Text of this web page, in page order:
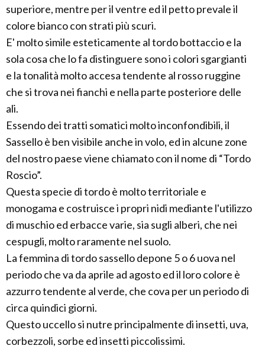
superiore, mentre per il ventre ed il petto prevale il
colore bianco con strati più scuri.
E' molto simile esteticamente al tordo bottaccio e la
sola cosa che lo fa distinguere sono i colori sgargianti
e la tonalità molto accesa tendente al rosso ruggine
che si trova nei fianchi e nella parte posteriore delle
ali.
Essendo dei tratti somatici molto inconfondibili, il
Sassello è ben visibile anche in volo, ed in alcune zone
del nostro paese viene chiamato con il nome di “Tordo
Roscio”.
Questa specie di tordo è molto territoriale e
monogama e costruisce i propri nidi mediante l'utilizzo
di muschio ed erbacce varie, sia sugli alberi, che nei
cespugli, molto raramente nel suolo.
La femmina di tordo sassello depone 5 o 6 uova nel
periodo che va da aprile ad agosto ed il loro colore è
azzurro tendente al verde, che cova per un periodo di
circa quindici giorni.
Questo uccello si nutre principalmente di insetti, uva,
corbezzoli, sorbe ed insetti piccolissimi.